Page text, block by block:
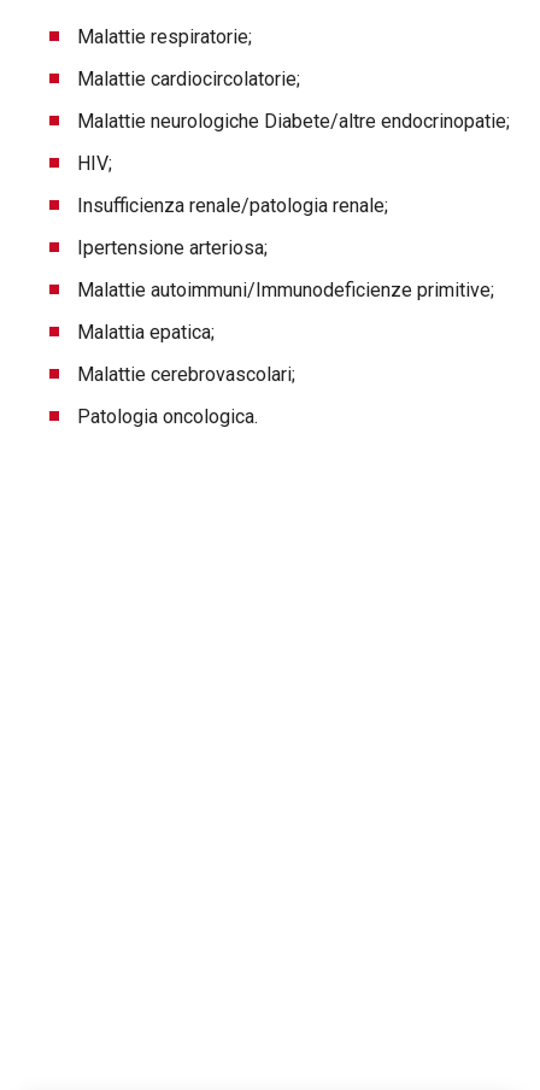
Malattie respiratorie;
Malattie cardiocircolatorie;
Malattie neurologiche Diabete/altre endocrinopatie;
HIV;
Insufficienza renale/patologia renale;
Ipertensione arteriosa;
Malattie autoimmuni/Immunodeficienze primitive;
Malattia epatica;
Malattie cerebrovascolari;
Patologia oncologica.